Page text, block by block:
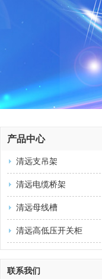
产品中心
清远支吊架
清远电缆桥架
清远母线槽
清远高低压开关柜
联系我们